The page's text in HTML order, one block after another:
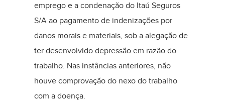
emprego e a condenação do Itaú Seguros
S/A ao pagamento de indenizações por
danos morais e materiais, sob a alegação de
ter desenvolvido depressão em razão do
trabalho. Nas instâncias anteriores, não
houve comprovação do nexo do trabalho
com a doença.